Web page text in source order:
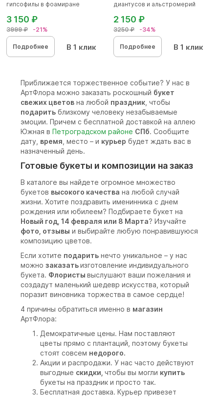
гипсофилы в фоамиране
3999 ₽ -21%
3 150 ₽
Подробнее В 1 клик
диантусов и альстромерий
3250 ₽ -34%
2 150 ₽
Подробнее В 1 клик
Приближается торжественное событие? У нас в
АртФлора можно заказать роскошный букет
свежих цветов на любой праздник, чтобы
подарить близкому человеку незабываемые
эмоции. Причем с бесплатной доставкой на аллею
Южная в Петроградском районе СПб. Сообщите
дату, время, место – и курьер будет ждать вас в
назначенный день.
Готовые букеты и композиции на заказ
В каталоге вы найдете огромное множество
букетов высокого качества на любой случай
жизни. Хотите поздравить именинника с днем
рождения или юбилеем? Подбираете букет на
Новый год, 14 февраля или 8 Марта? Изучайте
фото, отзывы и выбирайте любую понравившуюся
композицию цветов.
Если хотите подарить нечто уникальное – у нас
можно заказатьизготовление индивидуального
букета. Флористы выслушают ваши пожелания и
создадут маленький шедевр искусства, который
поразит виновника торжества в самое сердце!
4 причины обратиться именно в магазин
АртФлора:
Демократичные цены. Нам поставляют
цветы прямо с плантаций, поэтому букеты
стоят совсем недорого.
Акции и распродажи. У нас часто действуют
выгодные скидки, чтобы вы могли купить
букеты на праздник и просто так.
Бесплатная доставка. Курьер привезет